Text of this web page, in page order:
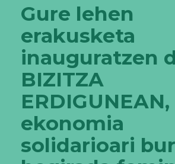
Gure lehen
erakusketa
inauguratzen
BIZITZA
ERDIGUNEAN,
ekonomia
solidarioari